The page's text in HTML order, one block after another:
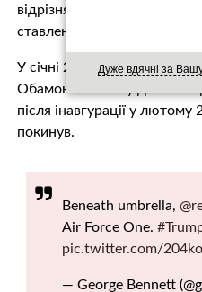
Дуже вдячні за
відрізнявся теплими
ставленні до дружини.
У січні 2017-го він покинув
Обамою в Білому домі. А
після інавгурації у лютому
покинув.
Beneath umbrella,
Air Force One.
pic.twitter.com/
— George Bennett